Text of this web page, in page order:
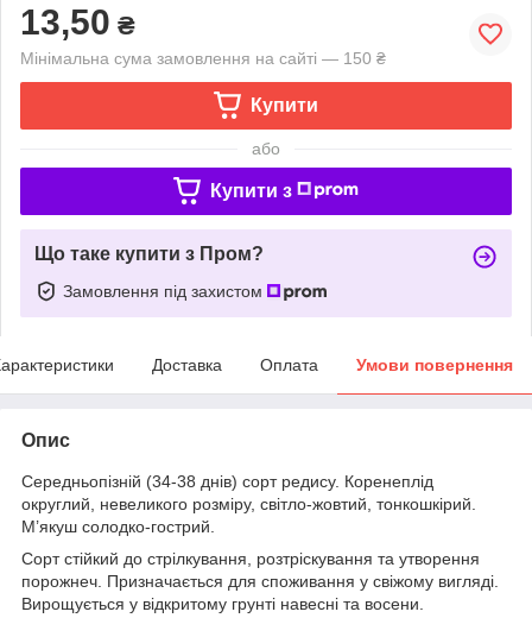
13,50 ₴
Мінімальна сума замовлення на сайті — 150 ₴
Купити
або
Купити з
Що таке купити з Пром?
Замовлення під захистом
Доставка Оплата Умови повернення
Опис
Середньопізній (34-38 днів) сорт редису. Коренеплід
округлий, невеликого розміру, світло-жовтий, тонкошкірий.
М’якуш солодко-гострий.
Сорт стійкий до стрілкування, розтріскування та утворення
порожнеч. Призначається для споживання у свіжому вигляді.
Вирощується у відкритому грунті навесні та восени.